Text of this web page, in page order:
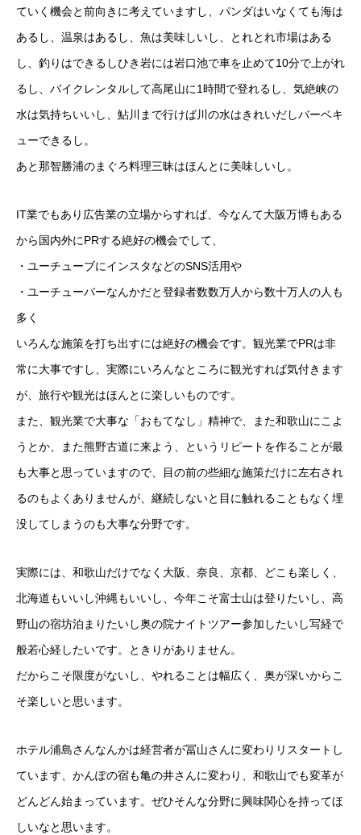
ていく機会と前向きに考えていますし、パンダはいなくても海は
あるし、温泉はあるし、魚は美味しいし、とれとれ市場はある
し、釣りはできるしひき岩には岩口池で車を止めて10分で上がれ
るし、バイクレンタルして高尾山に1時間で登れるし、気絶峡の
水は気持ちいいし、鮎川まで行けば川の水はきれいだしバーベキ
ューできるし。
あと那智勝浦のまぐろ料理三昧はほんとに美味しいし。
IT業でもあり広告業の立場からすれば、今なんて大阪万博もある
から国内外にPRする絶好の機会でして、
・ユーチューブにインスタなどのSNS活用や
・ユーチューバーなんかだと登録者数数万人から数十万人の人も
多く
いろんな施策を打ち出すには絶好の機会です。観光業でPRは非
常に大事ですし、実際にいろんなところに観光すれば気付きます
が、旅行や観光はほんとに楽しいものです。
また、観光業で大事な「おもてなし」精神で、また和歌山にこよ
うとか、また熊野古道に来よう、というリピートを作ることが最
も大事と思っていますので、目の前の些細な施策だけに左右され
るのもよくありませんが、継続しないと目に触れることもなく埋
没してしまうのも大事な分野です。
実際には、和歌山だけでなく大阪、奈良、京都、どこも楽しく、
北海道もいいし沖縄もいいし、今年こそ富士山は登りたいし、高
野山の宿坊泊まりたいし奥の院ナイトツアー参加したいし写経で
般若心経したいです。ときりがありません。
だからこそ限度がないし、やれることは幅広く、奥が深いからこ
そ楽しいと思います。
ホテル浦島さんなんかは経営者が冨山さんに変わりリスタートし
ています、かんぽの宿も亀の井さんに変わり、和歌山でも変革が
どんどん始まっています。ぜひそんな分野に興味関心を持ってほ
しいなと思います。